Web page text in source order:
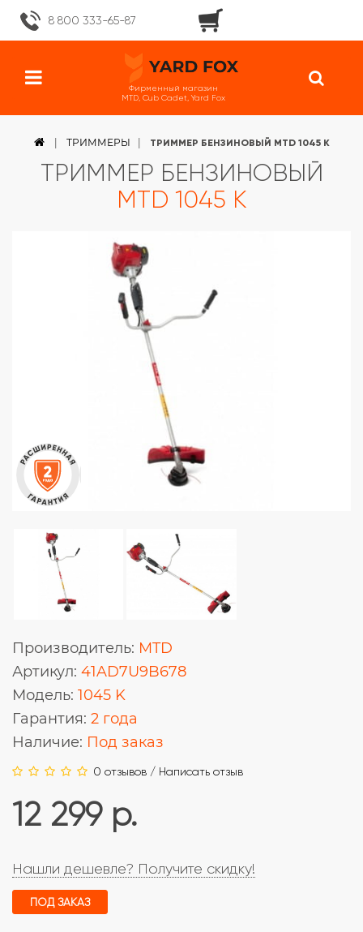
8 800 333-65-87
Фирменный магазин
MTD, Cub Cadet, Yard Fox
ТРИММЕРЫ ТРИММЕР БЕНЗИНОВЫЙ MTD 1045 K
ТРИММЕР БЕНЗИНОВЫЙ
MTD 1045 K
Производитель: MTD
Артикул: 41AD7U9B678
Модель: 1045 K
Гарантия: 2 года
Наличие: Под заказ
0 отзывов / Написать отзыв
12 299 р.
Нашли дешевле? Получите скидку!
ПОД ЗАКАЗ